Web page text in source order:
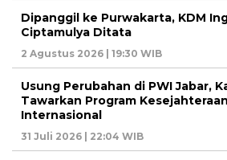
Dipanggil ke Purwakarta, KDM
Ciptamulya Ditata
2 Agustus 2026 | 19:30 WIB
Usung Perubahan di PWI Jabar,
Tawarkan Program
Internasional
31 Juli 2026 | 22:04 WIB